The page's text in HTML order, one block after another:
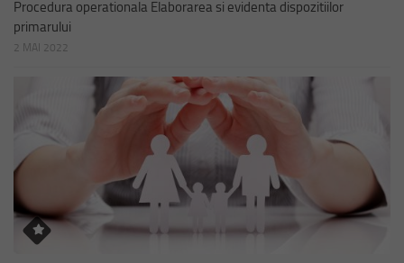
Procedura operationala Elaborarea si evidenta dispozitiilor
primarului
2 MAI 2022